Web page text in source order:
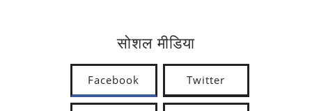
सोशल मीडिया
Facebook Twitter